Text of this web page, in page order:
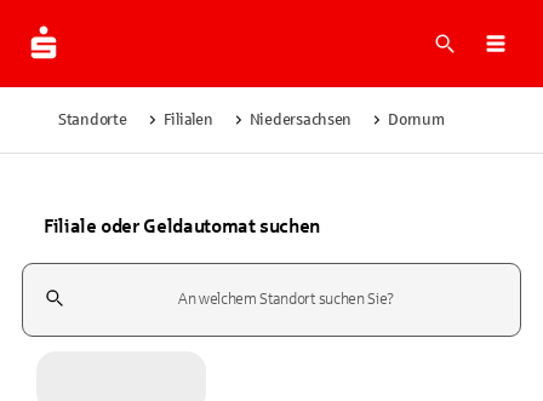
Suche
Standorte Filialen Niedersachsen Dornum
Filiale oder Geldautomat suchen
Suchfeld